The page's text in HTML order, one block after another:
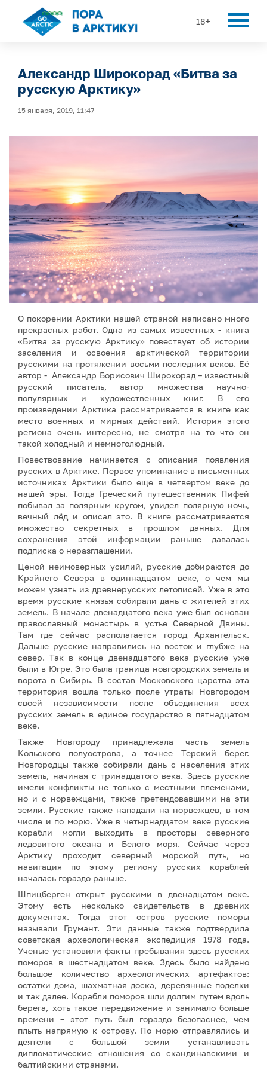
18+
Александр Широкорад «Битва за
русскую Арктику»
15 января, 2019, 11:47
О покорении Арктики нашей страной написано много
прекрасных работ. Одна из самых известных - книга
«Битва за русскую Арктику» повествует об истории
заселения и освоения арктической территории
русскими на протяжении восьми последних веков. Её
автор - Александр Борисович Широкорад – известный
русский писатель, автор множества научно-
популярных и художественных книг. В его
произведении Арктика рассматривается в книге как
место военных и мирных действий. История этого
региона очень интересно, не смотря на то что он
такой холодный и немноголюдный.
Повествование начинается с описания появления
русских в Арктике. Первое упоминание в письменных
источниках Арктики было еще в четвертом веке до
нашей эры. Тогда Греческий путешественник Пифей
побывал за полярным кругом, увидел полярную ночь,
вечный лёд и описал это. В книге рассматривается
множество секретных в прошлом данных. Для
сохранения этой информации раньше давалась
подписка о неразглашении.
Ценой неимоверных усилий, русские добираются до
Крайнего Севера в одиннадцатом веке, о чем мы
можем узнать из древнерусских летописей. Уже в это
время русские князья собирали дань с жителей этих
земель. В начале двенадцатого века уже был основан
православный монастырь в устье Северной Двины.
Там где сейчас располагается город Архангельск.
Дальше русские направились на восток и глубже на
север. Так в конце двенадцатого века русские уже
были в Югре. Это была граница новгородских земель и
ворота в Сибирь. В состав Московского царства эта
территория вошла только после утраты Новгородом
своей независимости после объединения всех
русских земель в единое государство в пятнадцатом
веке.
Также Новгороду принадлежала часть земель
Кольского полуострова, а точнее Терский берег.
Новгородцы также собирали дань с населения этих
земель, начиная с тринадцатого века. Здесь русские
имели конфликты не только с местными племенами,
но и с норвежцами, также претендовавшими на эти
земли. Русские также нападали на норвежцев, в том
числе и по морю. Уже в четырнадцатом веке русские
корабли могли выходить в просторы северного
ледовитого океана и Белого моря. Сейчас через
Арктику проходит северный морской путь, но
навигация по этому региону русских кораблей
началась гораздо раньше.
Шпицберген открыт русскими в двенадцатом веке.
Этому есть несколько свидетельств в древних
документах. Тогда этот остров русские поморы
называли Грумант. Эти данные также подтвердила
советская археологическая экспедиция 1978 года.
Ученые установили факты пребывания здесь русских
поморов в шестнадцатом веке. Здесь было найдено
большое количество археологических артефактов:
остатки дома, шахматная доска, деревянные поделки
и так далее. Корабли поморов шли долгим путем вдоль
берега, хоть такое передвижение и занимало больше
времени – этот путь был гораздо безопаснее, чем
плыть напрямую к острову. По морю отправлялись и
деятели с большой земли устанавливать
дипломатические отношения со скандинавскими и
балтийскими странами.